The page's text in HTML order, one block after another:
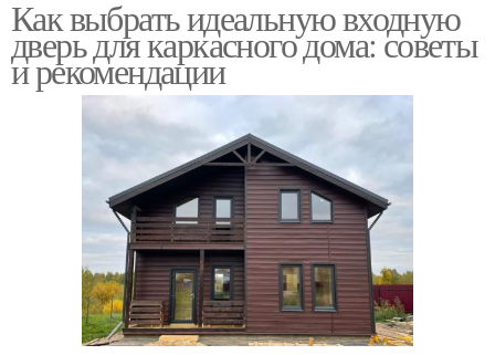
Как выбрать идеальную входную
дверь для каркасного дома: советы
и рекомендации